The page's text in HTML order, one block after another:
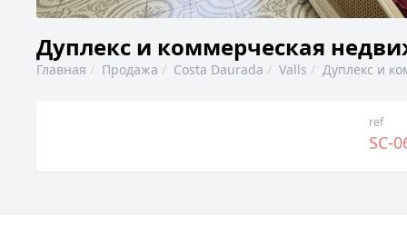
Дуплекс и коммерческая
Главная Продажа Costa Daurada Valls Дуплекс и
ref
SC-